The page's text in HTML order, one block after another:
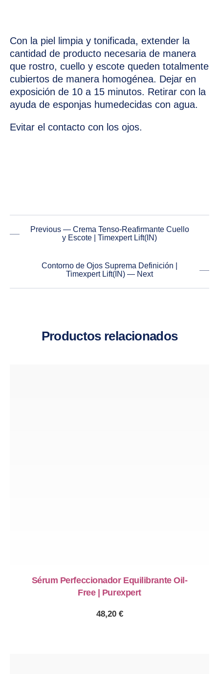
Con la piel limpia y tonificada, extender la
cantidad de producto necesaria de manera
que rostro, cuello y escote queden totalmente
cubiertos de manera homogénea. Dejar en
exposición de 10 a 15 minutos. Retirar con la
ayuda de esponjas humedecidas con agua.
Evitar el contacto con los ojos.
Previous — Crema Tenso-Reafirmante Cuello
y Escote | Timexpert Lift(IN)
Contorno de Ojos Suprema Definición |
Timexpert Lift(IN) — Next
Productos relacionados
Sérum Perfeccionador Equilibrante Oil-
Free | Purexpert
48,20 €